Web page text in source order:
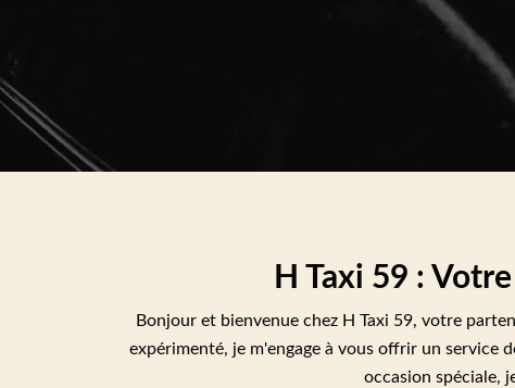
H Taxi 59 :
Bonjour et bienvenue chez H Taxi 59, votre
expérimenté, je m'engage à vous offrir un service
occasion spéciale,